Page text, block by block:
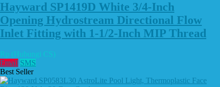
Hayward SP1419D White 3/4-Inch
Opening Hydrostream Directional Flow
Inlet Fitting with 1-1/2-Inch MIP Thread
Rp (Hubungi CS)
Email SMS
Best Seller